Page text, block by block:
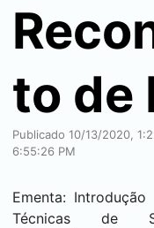
to de
Publicado 10/13/2020,
6:55:26 PM
Ementa:
Técnicas de